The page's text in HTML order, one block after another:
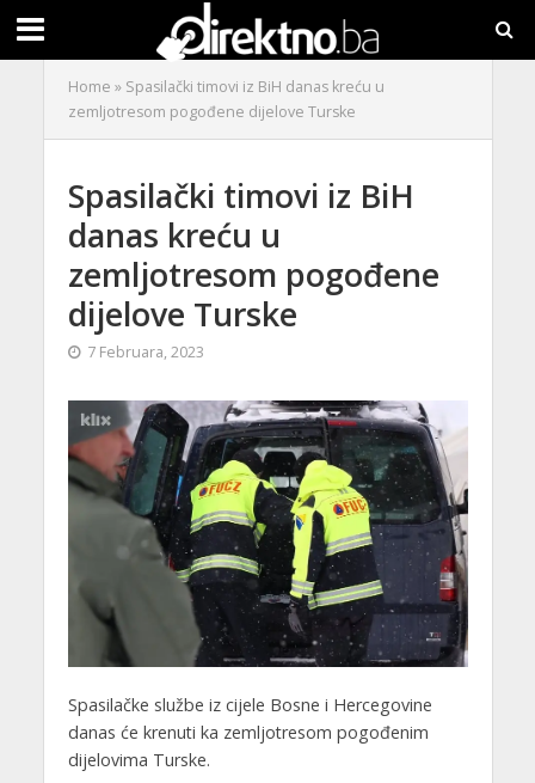
Home » Spasilački timovi iz BiH danas kreću u
zemljotresom pogođene dijelove Turske
Spasilački timovi iz BiH
danas kreću u
zemljotresom pogođene
dijelove Turske
7 Februara, 2023
Spasilačke službe iz cijele Bosne i Hercegovine
danas će krenuti ka zemljotresom pogođenim
dijelovima Turske.